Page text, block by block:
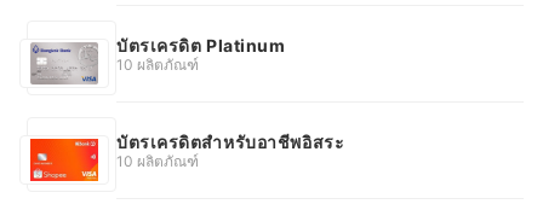
บัตรเครดิต Platinum
10 ผลิตภัณฑ์
บัตรเครดิตสำหรับอาชีพอิสระ
10 ผลิตภัณฑ์